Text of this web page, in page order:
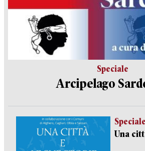
Speciale
Arcipelago
Speciale
Una